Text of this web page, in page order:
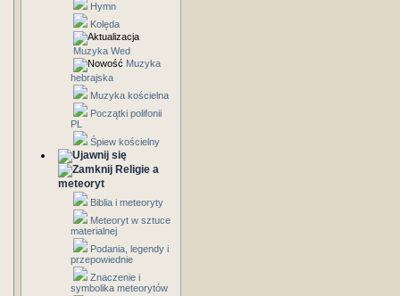
Hymn
Kolęda
Muzyka Wed
Muzyka
hebrajska
Muzyka kościelna
Początki polifonii
PL
Śpiew kościelny
Religie a
meteoryt
Biblia i meteoryty
Meteoryt w sztuce
materialnej
Podania, legendy i
przepowiednie
Znaczenie i
symbolika meteorytów